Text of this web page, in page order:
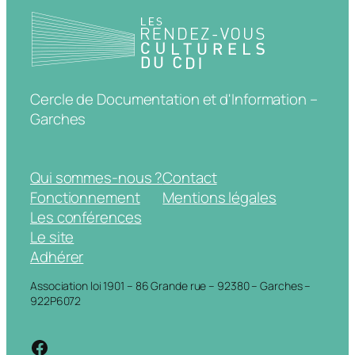
Cercle de Documentation et d'Information –
Garches
Qui sommes-nous ?
Fonctionnement
Les conférences
Le site
Adhérer
Contact
Mentions légales
Association loi 1901 – 86 Grande rue – 92380 – Garches –
922P6072
https://www.facebook.com/